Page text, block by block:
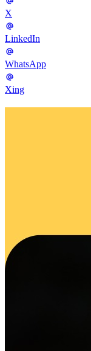
X
LinkedIn
WhatsApp
Xing